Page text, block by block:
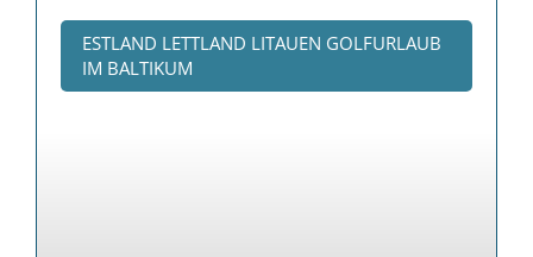
ESTLAND LETTLAND LITAUEN GOLFURLAUB
IM BALTIKUM